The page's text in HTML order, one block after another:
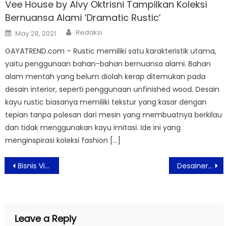
Vee House by Alvy Oktrisni Tampilkan Koleksi
Bernuansa Alami ‘Dramatic Rustic’
Posted
on
May 28, 2021 Author
Redaksi
GAYATREND.com – Rustic memiliki satu karakteristik utama,
yaitu penggunaan bahan-bahan bernuansa alami. Bahan
alam mentah yang belum diolah kerap ditemukan pada
desain interior, seperti penggunaan unfinished wood. Desain
kayu rustic biasanya memiliki tekstur yang kasar dengan
tepian tanpa polesan dari mesin yang membuatnya berkilau
dan tidak menggunakan kayu imitasi. Ide ini yang
menginspirasi koleksi fashion […]
Post
navigation
Bisnis Virtual Waralaba SamWon Buka Peluang Usaha Modal 1 Juta Desainer Emmy Thee Akan Tampilkan ‘Changes’ di Global Talent Digital
Leave a Reply